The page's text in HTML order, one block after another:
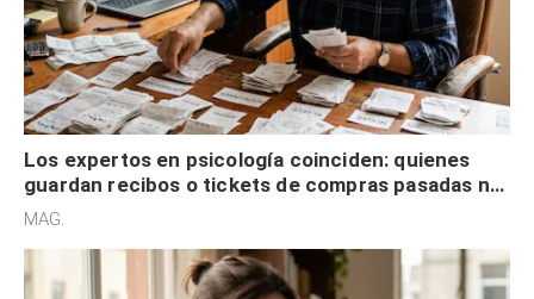
Los expertos en psicología coinciden: quienes
guardan recibos o tickets de compras pasadas no
son acumuladores, sino que tienen necesidad de
MAG.